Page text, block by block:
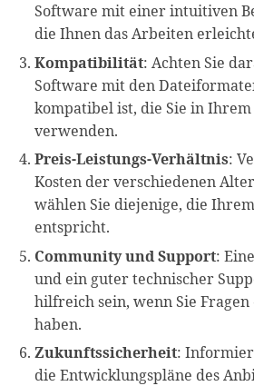
Software mit einer intuitiven
die Ihnen das Arbeiten
Kompatibilität: Achten Sie
Software mit den
kompatibel ist, die Sie in
verwenden.
Preis-Leistungs-Verhältnis:
Kosten der verschiedenen
wählen Sie diejenige, die
entspricht.
Community und Support:
und ein guter technischer
hilfreich sein, wenn Sie
haben.
Zukunftssicherheit:
die Entwicklungspläne des